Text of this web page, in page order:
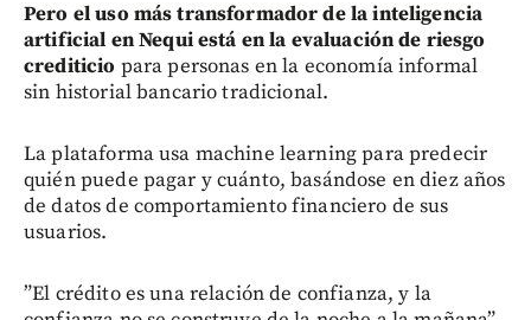
Pero el uso más transformador de la inteligencia
artificial en Nequi está en la evaluación de riesgo
crediticio para personas en la economía informal
sin historial bancario tradicional.
La plataforma usa machine learning para predecir
quién puede pagar y cuánto, basándose en diez años
de datos de comportamiento financiero de sus
usuarios.
”El crédito es una relación de confianza, y la